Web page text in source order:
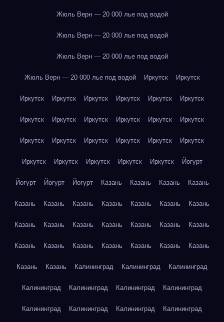
Жюль Верн — 20 000 лье под водой
Жюль Верн — 20 000 лье под водой
Жюль Верн — 20 000 лье под водой
Жюль Верн — 20 000 лье под водой Иркутск Иркутск
Иркутск Иркутск Иркутск Иркутск Иркутск Иркутск
Иркутск Иркутск Иркутск Иркутск Иркутск Иркутск
Иркутск Иркутск Иркутск Иркутск Иркутск Иркутск
Иркутск Иркутск Иркутск Иркутск Иркутск Йогурт
Йогурт Йогурт Йогурт Казань Казань Казань Казань
Казань Казань Казань Казань Казань Казань Казань
Казань Казань Казань Казань Казань Казань Казань
Казань Казань Казань Казань Казань Казань Казань
Казань Казань Калининград Калининград Калининград
Калининград Калининград Калининград Калининград
Калининград Калининград Калининград Калининград